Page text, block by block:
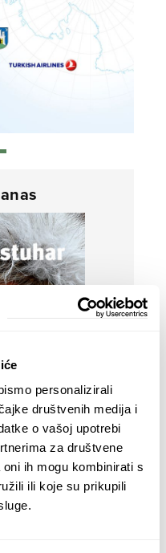
personalizirali
društvenih medija i
o vašoj upotrebi
za društvene
ih mogu kombinirati s
ili koje su prikupili